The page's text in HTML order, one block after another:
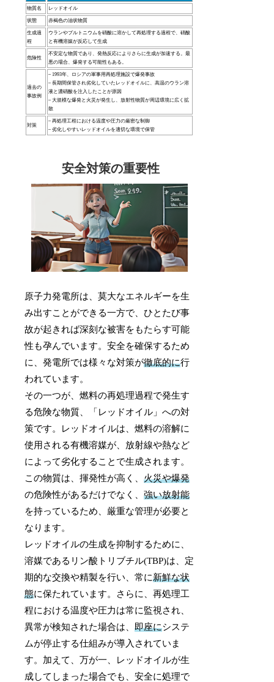
物質名 レッドオイル
状態 赤褐色の油状物質
生成過
程
ウランやプルトニウムを硝酸に溶かして再処理する過程で、硝酸
と有機溶媒が反応して生成
危険性
不安定な物質であり、発熱反応によりさらに生成が加速する。最
悪の場合、爆発する可能性もある。
過去の
事故例
– 1993年、ロシアの軍事用再処理施設で爆発事故
– 長期間保管され劣化していたレッドオイルに、高温のウラン溶
液と濃硝酸を注入したことが原因
– 大規模な爆発と火災が発生し、放射性物質が周辺環境に広く拡
散
対策
– 再処理工程における温度や圧力の厳密な制御
– 劣化しやすいレッドオイルを適切な環境で保管
安全対策の重要性
原子力発電所は、莫大なエネルギーを生
み出すことができる一方で、ひとたび事
故が起きれば深刻な被害をもたらす可能
性も孕んでいます。安全を確保するため
に、発電所では様々な対策が徹底的に行
われています。
その一つが、燃料の再処理過程で発生す
る危険な物質、「レッドオイル」への対
策です。レッドオイルは、燃料の溶解に
使用される有機溶媒が、放射線や熱など
によって劣化することで生成されます。
この物質は、揮発性が高く、火災や爆発
の危険性があるだけでなく、強い放射能
を持っているため、厳重な管理が必要と
なります。
レッドオイルの生成を抑制するために、
溶媒であるリン酸トリブチル(TBP)は、定
期的な交換や精製を行い、常に新鮮な状
態に保たれています。さらに、再処理工
程における温度や圧力は常に監視され、
異常が検知された場合は、即座にシステ
ムが停止する仕組みが導入されていま
す。加えて、万が一、レッドオイルが生
成してしまった場合でも、安全に処理で